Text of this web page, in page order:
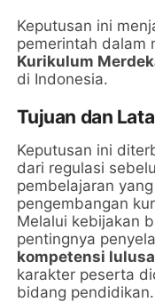
Keputusan ini
pemerintah dalam
Kurikulum
di Indonesia.
Tujuan dan
Keputusan ini
dari regulasi
pembelajaran
pengembangan
Melalui kebijakan
pentingnya
kompetensi
karakter peserta
bidang pendidikan.